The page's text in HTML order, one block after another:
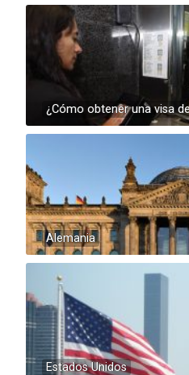
¿Cómo obtener una visa
Alemania
Estados Unidos